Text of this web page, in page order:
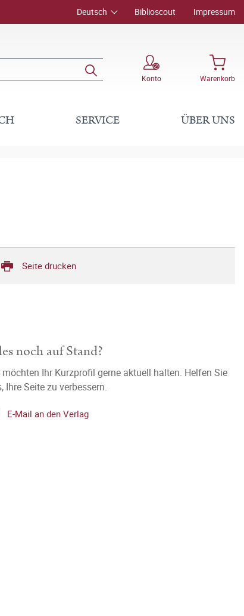
Deutsch Biblioscout Impressum
Konto Warenkorb
SERVICE ÜBER UNS
Seite drucken
noch auf Stand?
möchten Ihr Kurzprofil gerne aktuell halten. Helfen Sie
Ihre Seite zu verbessern.
E-Mail an den Verlag